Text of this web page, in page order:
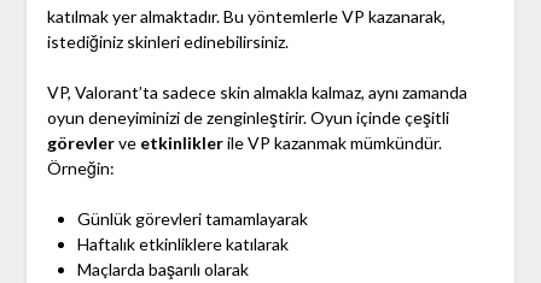
katılmak yer almaktadır. Bu yöntemlerle VP kazanarak,
istediğiniz skinleri edinebilirsiniz.
VP, Valorant’ta sadece skin almakla kalmaz, aynı zamanda
oyun deneyiminizi de zenginleştirir. Oyun içinde çeşitli
görevlerve etkinliklerile VP kazanmak mümkündür.
Örneğin:
Günlük görevleri tamamlayarak
Haftalık etkinliklere katılarak
Maçlarda başarılı olarak